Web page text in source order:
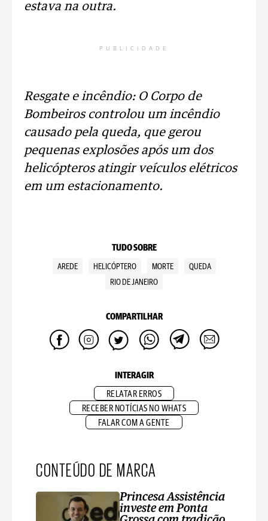
estava na outra.
PUBLICIDADE
Resgate e incêndio: O Corpo de
Bombeiros controlou um incêndio
causado pela queda, que gerou
pequenas explosões após um dos
helicópteros atingir veículos elétricos
em um estacionamento.
TUDO SOBRE
AREDE HELICÓPTERO MORTE
QUEDA
RIO DE JANEIRO
COMPARTILHAR
INTERAGIR
RELATAR ERROS
RECEBER NOTÍCIAS NO WHATS
FALAR COM A GENTE
CONTEÚDO DE MARCA
Princesa Assistência
investe em Ponta